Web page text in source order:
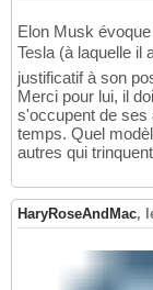
Elon Musk
Tesla (à laquelle il
justificatif à son
Merci pour lui, il
s'occupent de ses
temps. Quel
autres qui
HaryRoseAndMac,